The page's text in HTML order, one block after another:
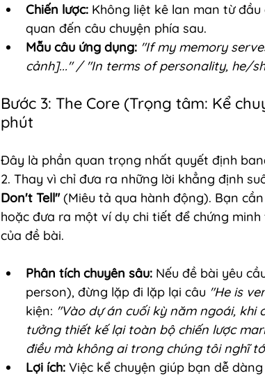
Chiến lược: Không liệt kê lan man từ
quan đến câu chuyện phía sau.
Mẫu câu ứng dụng: "If my memory
cảnh]..." / "In terms of personality, he/
Bước 3: The Core (Trọng tâm: Kể
phút
Đây là phần quan trọng nhất quyết định
2. Thay vì chỉ đưa ra những lời khẳng định
Don't Tell" (Miêu tả qua hành động). Bạn
hoặc đưa ra một ví dụ chi tiết để chứng
của đề bài.
Phân tích chuyên sâu: Nếu đề bài yêu
person), đừng lặp đi lặp lại câu "He is
kiện: "Vào dự án cuối kỳ năm ngoái,
tưởng thiết kế lại toàn bộ chiến lược
điều mà không ai trong chúng tôi nghĩ
Lợi ích: Việc kể chuyện giúp bạn dễ